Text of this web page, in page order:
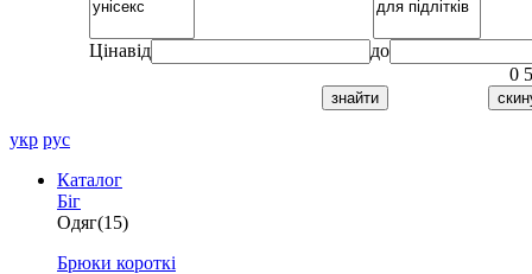
Цінавід
до
0
укр рус
Каталог
Біг
Одяг(15)
Брюки короткі